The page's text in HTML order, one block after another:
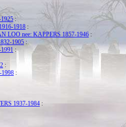
:
1918 :
LOO nee: KAPPERS 1857-1946 :
1905 :
:
:
:
1937-1984 :